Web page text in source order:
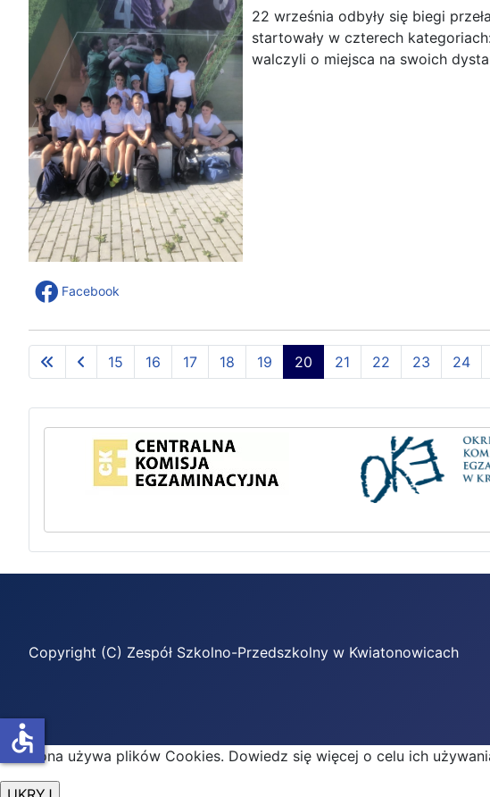
22 września odbyły się biegi
startowały w czterech
walczyli o miejsca na swoich
Facebook
15 16 17 18 19 20 21 22 23 24
Copyright (C) Zespół Szkolno-Przedszkolny w Kwiatonowicach
Ta strona używa plików Cookies. Dowiedz się więcej o celu ich
accessible